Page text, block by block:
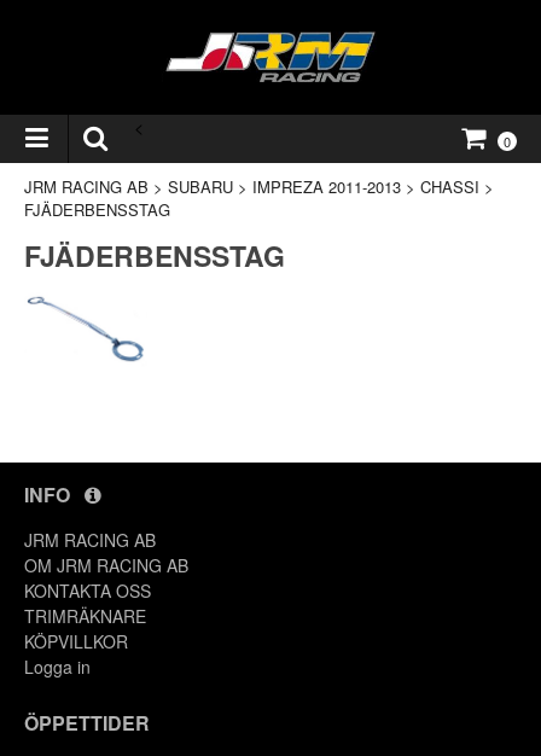
<
0
JRM RACING AB > SUBARU > IMPREZA 2011-2013 > CHASSI >
FJÄDERBENSSTAG
FJÄDERBENSSTAG
INFO
JRM RACING AB
OM JRM RACING AB
KONTAKTA OSS
TRIMRÄKNARE
KÖPVILLKOR
Logga in
ÖPPETTIDER